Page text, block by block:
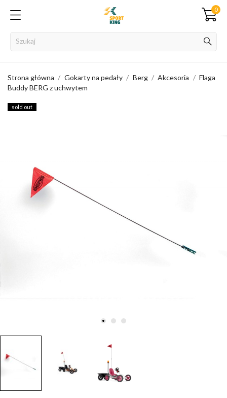
0
Strona główna Gokarty na pedały Berg Akcesoria
Flaga
Buddy BERG z uchwytem
sold out